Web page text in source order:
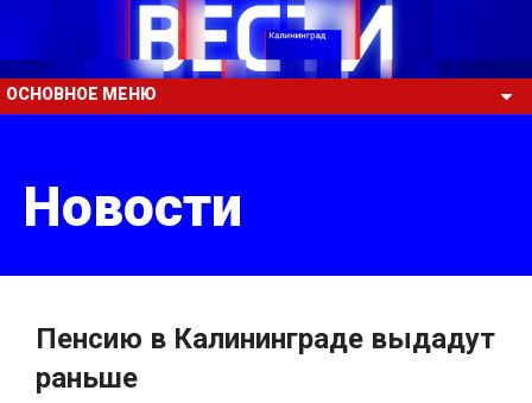
ОСНОВНОЕ МЕНЮ
Новости
Пенсию в Калининграде выдадут
раньше